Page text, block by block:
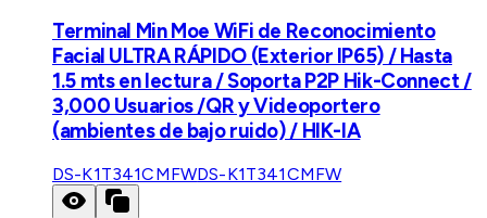
Terminal Min Moe WiFi de Reconocimiento
Facial ULTRA RÁPIDO (Exterior IP65) / Hasta
1.5 mts en lectura / Soporta P2P Hik-Connect /
3,000 Usuarios /QR y Videoportero
(ambientes de bajo ruido) / HIK-IA
DS-K1T341CMFWDS-K1T341CMFW